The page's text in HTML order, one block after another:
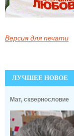
Версия для печати
ЛУЧШЕЕ НОВОЕ
Мат, сквернословие